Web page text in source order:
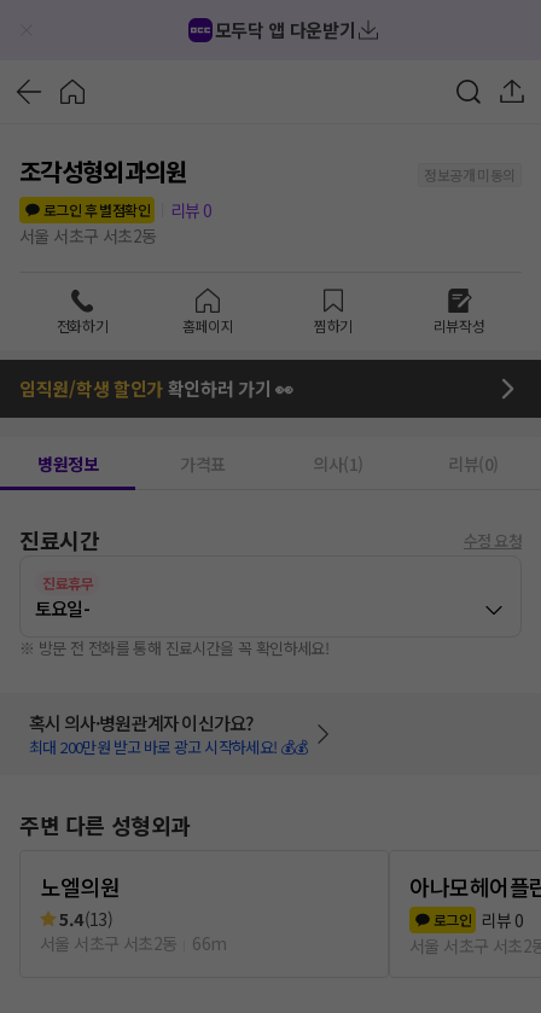
모두닥 앱 다운받기
조각성형외과의원
정보공개 미동의
로그인 후 별점확인
리뷰 0
서울 서초구 서초2동
전화하기 홈페이지 찜하기 리뷰작성
임직원/학생 할인가확인하러 가기 👀
병원정보 가격표 의사(1) 리뷰(0)
진료시간 수정 요청
진료휴무
토요일-
※ 방문 전 전화를 통해 진료시간을 꼭 확인하세요!
혹시 의사·병원관계자 이신가요?
최대 200만원 받고 바로 광고 시작하세요! 💰💰
주변 다른 성형외과
노엘의원
5.4(13)
서울 서초구 서초2동
66m
아나모헤어플
로그인 리뷰 0
서울 서초구 서초2